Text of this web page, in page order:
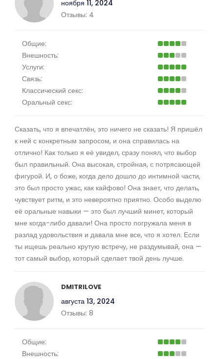
ноября 11, 2024
Отзывы: 4
Общие:
Внешность:
Услуги:
Связь:
Классический секс:
Оральный секс:
Сказать, что я впечатлён, это ничего не сказать! Я пришёл
к ней с конкретным запросом, и она справилась на
отлично! Как только я её увидел, сразу понял, что выбор
был правильный. Она высокая, стройная, с потрясающей
фигурой. И, о боже, когда дело дошло до интимной части,
это был просто ужас, как кайфово! Она знает, что делать,
чувствует ритм, и это невероятно приятно. Особо выделю
её оральные навыки — это был лучший минет, который
мне когда-либо давали! Она просто погружала меня в
разлад удовольствия и давала мне все, что я хотел. Если
ты ищешь реально крутую встречу, не раздумывай, она —
тот самый выбор, который сделает твой день лучше.
DMITRILOVE
августа 13, 2024
Отзывы: 8
Общие:
Внешность: